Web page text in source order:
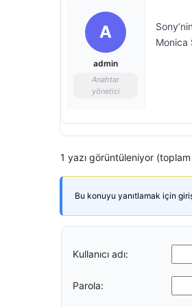
A
admin
Anahtar
yönetici
Monica
1 yazı görüntüleniyor (toplam
Bu konuyu yanıtlamak için giriş
Kullanıcı adı:
Parola: